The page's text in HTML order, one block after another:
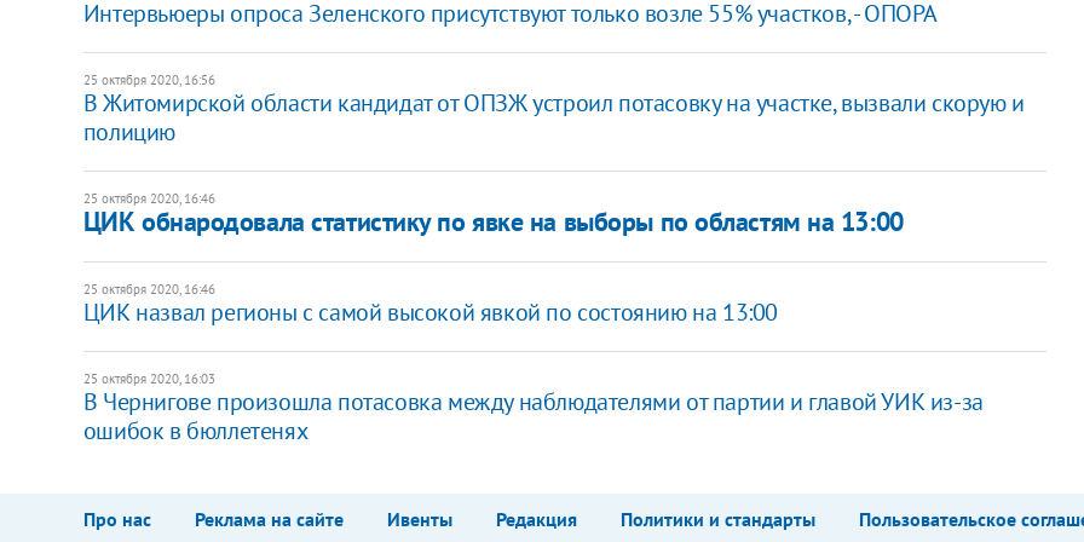
Интервьюеры опроса Зеленского присутствуют только возле 55% участков, - ОПОРА
25 октября 2020, 16:56
В Житомирской области кандидат от ОПЗЖ устроил потасовку на участке, вызвали скорую и
полицию
25 октября 2020, 16:46
ЦИК обнародовала статистику по явке на выборы по областям на 13:00
25 октября 2020, 16:46
ЦИК назвал регионы с самой высокой явкой по состоянию на 13:00
25 октября 2020, 16:03
В Чернигове произошла потасовка между наблюдателями от партии и главой УИК из-за
ошибок в бюллетенях
Про нас Реклама на сайте Ивенты Редакция Политики и стандарты Пользовательское